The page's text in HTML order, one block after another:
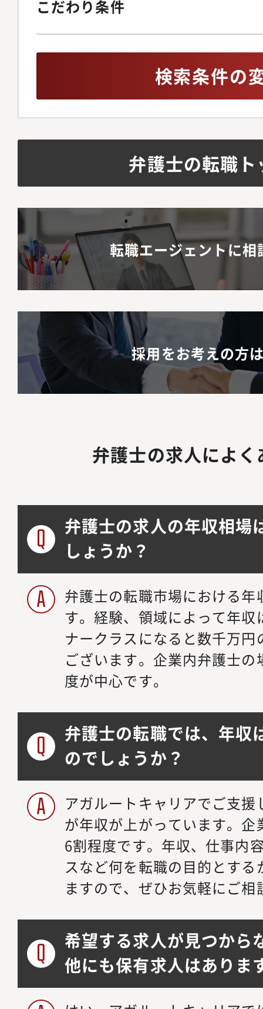
こだわり条件
検索条件の
弁護士の転職ト
転職エージェントに相
採用をお考えの方
弁護士の求人によ
弁護士の求人の年収相場
しょうか？
弁護士の転職市場における
す。経験、領域によって年
ナークラスになると数千万
ございます。企業内弁護士
度が中心です。
弁護士の転職では、年収
のでしょうか？
アガルートキャリアでご支
が年収が上がっています。
6割程度です。年収、仕事内
スなど何を転職の目的とす
ますので、ぜひお気軽にご相
希望する求人が見つから
他にも保有求人はありま